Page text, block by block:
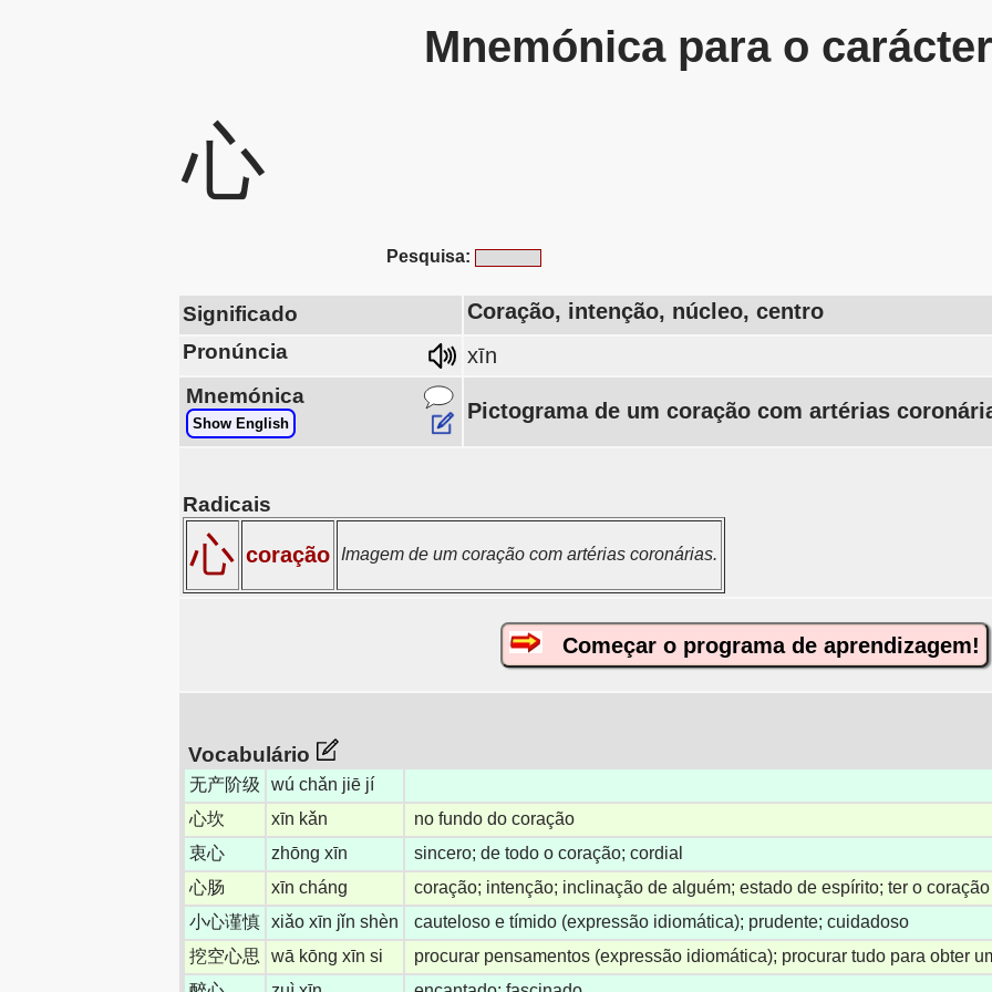
Mnemónica para o
心
Pesquisa:
Significado Coração, intenção, núcleo, centro
Pronúncia xīn
Mnemónica
Show English
Pictograma de um coração com artérias
Radicais
心 coração Imagem de um coração com artérias coronárias.
Começar o programa de aprendizagem!
Vocabulário
无产阶级
wú chǎn jiē jí
心坎
xīn kǎn
no fundo do coração
衷心
zhōng xīn
sincero; de todo o coração; cordial
心肠
xīn cháng
coração; intenção; inclinação de alguém; estado de espírito; ter o
小心谨慎 xiǎo xīn jǐn shèn
cauteloso e tímido (expressão idiomática); prudente; cuidadoso
挖空心思
wā kōng xīn si
procurar pensamentos (expressão idiomática); procurar tudo para obter